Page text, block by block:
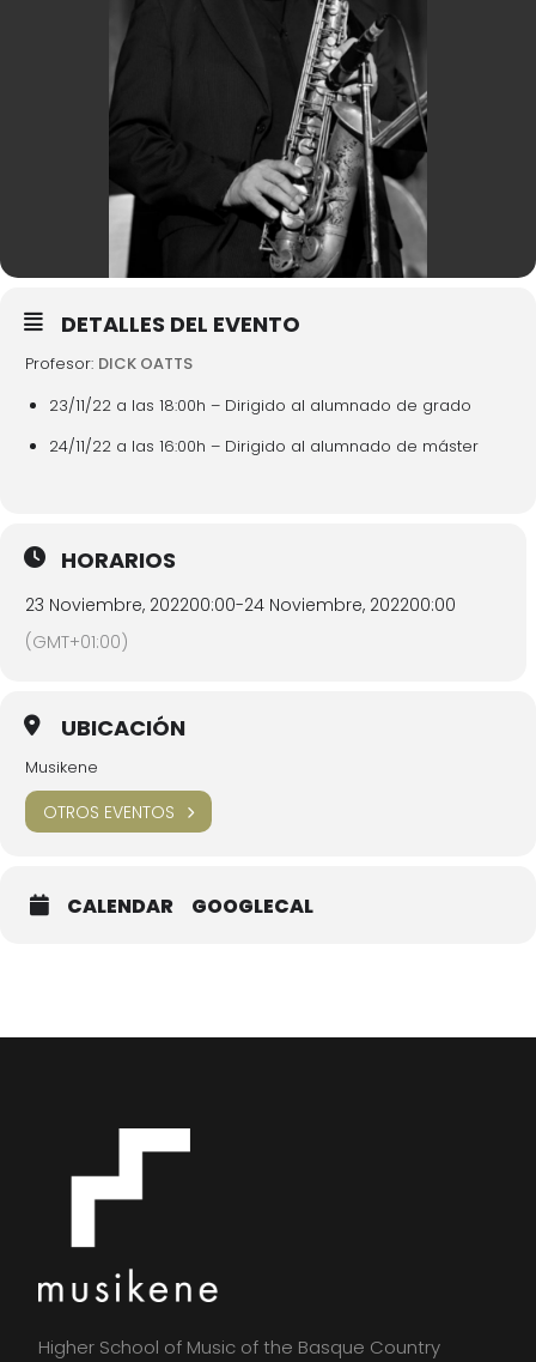
DETALLES DEL EVENTO
Profesor: DICK OATTS
23/11/22 a las 18:00h – Dirigido al alumnado de grado
24/11/22 a las 16:00h – Dirigido al alumnado de máster
HORARIOS
23 Noviembre, 202200:00-24 Noviembre, 202200:00
(GMT+01:00)
UBICACIÓN
Musikene
OTROS EVENTOS
CALENDAR GOOGLECAL
Higher School of Music of the Basque Country